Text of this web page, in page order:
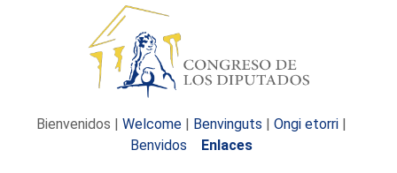
Bienvenidos | Welcome | Benvinguts | Ongi etorri |
Benvidos
Enlaces